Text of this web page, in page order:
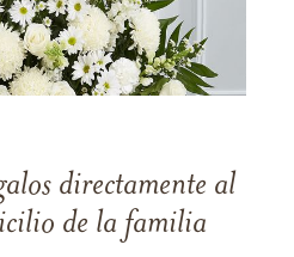
directamente al
de la familia